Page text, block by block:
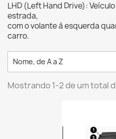
LHD (Left Hand Drive):
estrada,
com o volante à esquerda
carro.
Nome, de A a Z
Mostrando 1-2 de um total